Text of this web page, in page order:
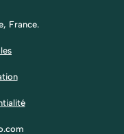
France.